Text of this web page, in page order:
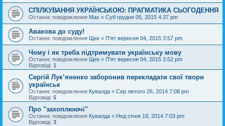
СПІЛКУВАННЯ УКРАЇНСЬКОЮ: ПРАГМАТИКА СЬОГОДЕННЯ
Останнє повідомлення Max « Суб грудня 05, 2015 4:37 pm
Авакова до суду!
Останнє повідомлення Щек « П'ят вересня 04, 2015 3:57 pm
Чому і як треба підтримувати українську мову
Останнє повідомлення Щек « П'ят вересня 04, 2015 3:52 pm
Відповіді: 1
Сергій Лук’яненко заборонив перекладати свої твори
українськ
Останнє повідомлення Кувалда « Сер лютого 26, 2014 7:08 pm
Відповіді: 5
Про "захоплюючі"
Останнє повідомлення Кувалда « Нед січня 19, 2014 7:03 pm
Відповіді: 3